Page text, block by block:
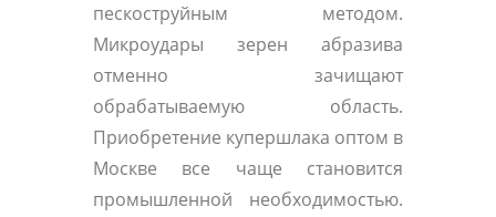
пескоструйным методом.
Микроудары зерен абразива
отменно зачищают
обрабатываемую область.
Приобретение купершлака оптом в
Москве все чаще становится
промышленной необходимостью.